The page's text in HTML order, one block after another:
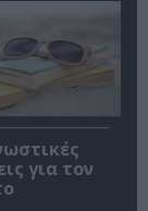
για τον